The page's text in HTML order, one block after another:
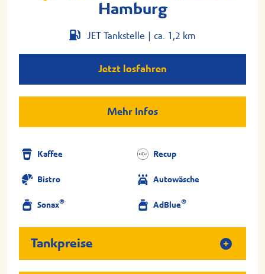
Hamburg
JET Tankstelle | ca. 1,2 km
Jetzt losfahren
Mehr Infos
Kaffee Recup
Bistro Autowäsche
Sonax® AdBlue®
Tankpreise